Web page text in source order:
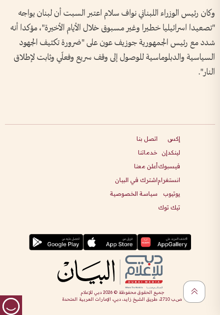
وكان رئيس الوزراء اللبناني نواف سلام اعتبر السبت أن لبنان يواجه
"تصعيدا اسرائيليا خطيرا وغير مسبوق خلال الأيام الأخيرة"، مؤكدا أنه
شدد مع رئيس الجمهورية جوزيف عون على "ضرورة تكثيف الجهود
السياسية والدبلوماسية للوصول إلى وقف سريع وفعلّي وثابت لإطلاق
النار".
إكس
لينكدإن
فيسبوك
انستغرام
يوتيوب
تيك توك
اتصل بنا
خدماتنا
أعلن معنا
اشترك في البيان
سياسة الخصوصية
جميع الحقوق محفوظة ©2026 دبي للإعلام
ص.ب 2710، طريق الشيخ زايد، دبي، الإمارات العربية المتحدة